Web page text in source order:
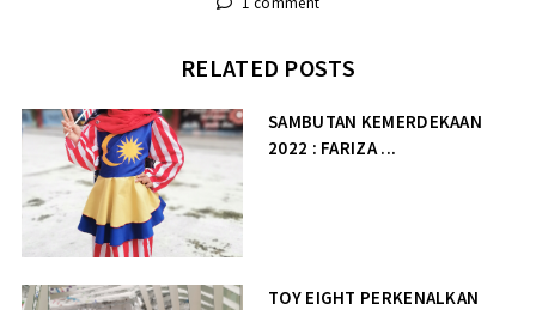
RELATED POSTS
SAMBUTAN KEMERDEKAAN
2022 : FARIZA ...
TOY EIGHT PERKENALKAN